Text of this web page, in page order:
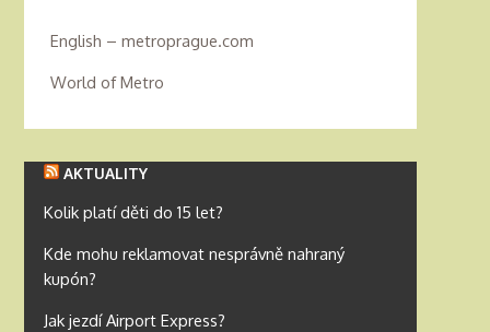
English – metroprague.com
World of Metro
AKTUALITY
Kolik platí děti do 15 let?
Kde mohu reklamovat nesprávně nahraný
kupón?
Jak jezdí Airport Express?